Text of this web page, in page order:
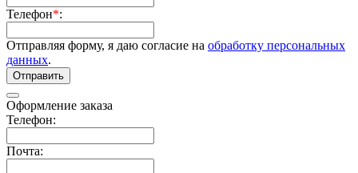
Телефон*:
Отправляя форму, я даю согласие на обработку персональных
данных.
Отправить
Оформление заказа
Телефон:
Почта: